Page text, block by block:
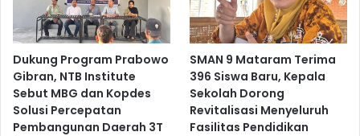
Dukung Program Prabowo
Gibran, NTB Institute
Sebut MBG dan Kopdes
Solusi Percepatan
Pembangunan Daerah 3T
SMAN 9 Mataram Terima
396 Siswa Baru, Kepala
Sekolah Dorong
Revitalisasi Menyeluruh
Fasilitas Pendidikan